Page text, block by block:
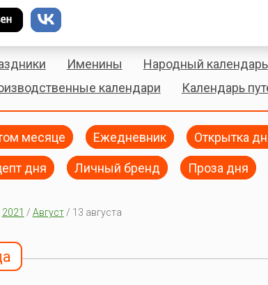
Именины
Народный календарь
календари Календарь
месяце Ежедневник Открытка
дня Личный бренд Проза дня
2021 / Август/ 13 августа